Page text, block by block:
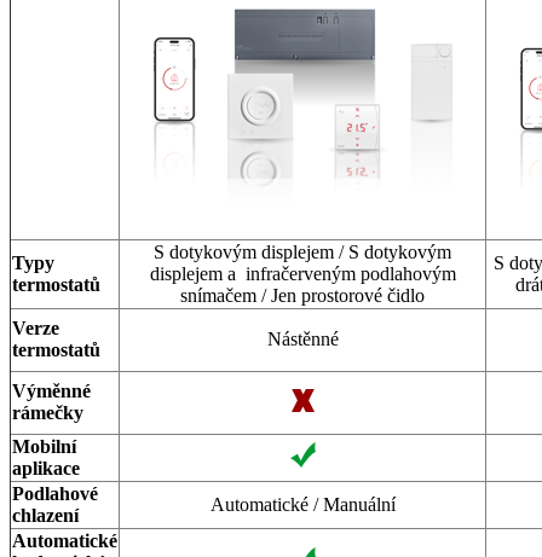
Typy
termostatů
S dotykovým displejem / S dotykovým
displejem a infračerveným podlahovým
snímačem / Jen prostorové čidlo
S
Verze
termostatů
Nástěnné
Výměnné
rámečky
Mobilní
aplikace
Podlahové
chlazení
Automatické / Manuální
Automatické